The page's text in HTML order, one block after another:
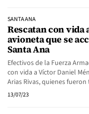
SANTA ANA
Rescatan con vida
avioneta que se
Santa Ana
Efectivos de la Fuerza
con vida a Víctor Daniel
Arias Rivas, quienes
13/07/23